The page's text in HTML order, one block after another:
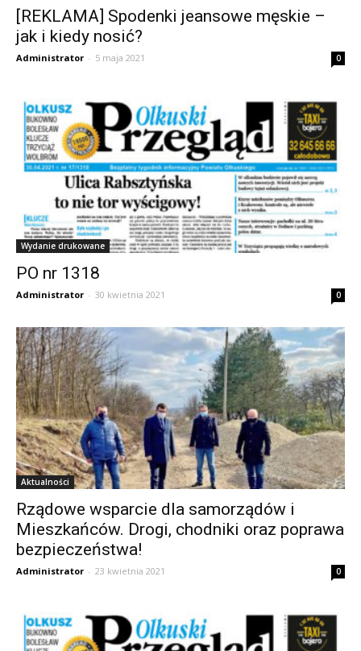
[REKLAMA] Spodenki jeansowe męskie –
jak i kiedy nosić?
Administrator - 5 maja 2021 0
Wydanie drukowane
PO nr 1318
Administrator - 30 kwietnia 2021 0
Aktualności
Rządowe wsparcie dla samorządów i
Mieszkańców. Drogi, chodniki oraz poprawa
bezpieczeństwa!
Administrator - 23 kwietnia 2021 0